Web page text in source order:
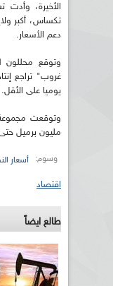
الأخيرة، وأدت
تكساس، أكبر
دعم الأسعار.
وتوقع
غروب" تراجع
يوميا على الأقل.
مليون برميل
وسوم: أسعار
اقتصاد
طالع ايضاً